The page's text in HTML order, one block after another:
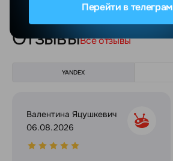
ОтзывыВсе отзывы
YANDEX
Валентина Яцушкевич
06.08.2026
Перейти в телеграм